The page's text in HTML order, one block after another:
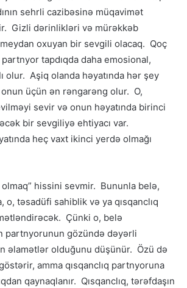
sehrli cazibəsinə müqavimət
Gizli dərinlikləri və mürəkkəb
oxuyan bir sevgili olacaq. Qoç
partnyor tapdıqda daha emosional,
olur. Aşiq olanda həyatında hər şey
üçün ən rəngarəng olur. O,
sevir və onun həyatında birinci
bir sevgiliyə ehtiyacı var.
heç vaxt ikinci yerdə olmağı
hissini sevmir. Bununla belə,
o, təsadüfi sahiblik və ya qısqanclıq
Çünki o, belə
partnyorunun gözündə dəyərli
əlamətlər olduğunu düşünür. Özü də
amma qısqanclıq partnyoruna
qaynaqlanır. Qısqanclıq, tərəfdaşın